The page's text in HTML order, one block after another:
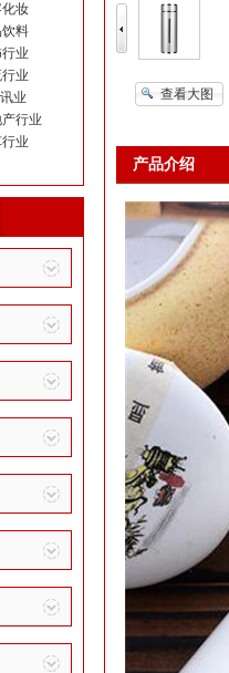
妆
料
业
业
业
行业
业
查看大图
产品介绍